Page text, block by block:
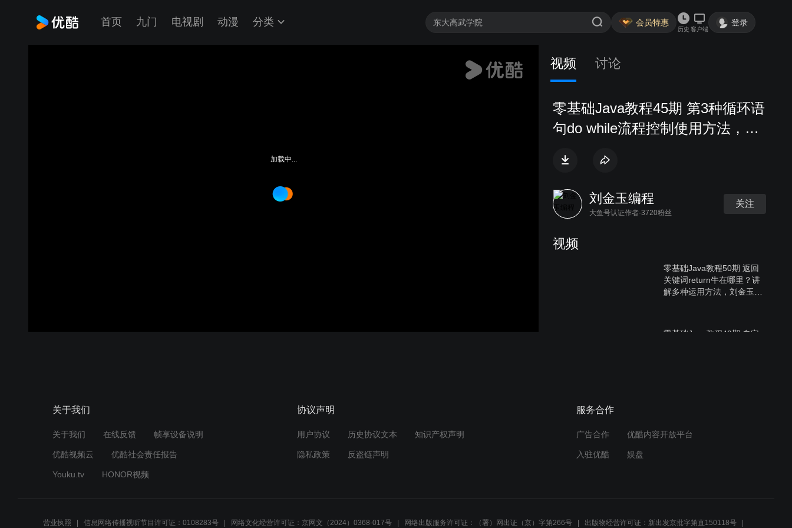
首页 九门 电视剧 动漫 分类 会员特惠
历史 客户端
登录
加载中...
视频 讨论
零基础Java教程45期 第3种循环语
句do while流程控制使用方法，深
刘金玉编程
大鱼号认证作者·3720粉丝
关注
视频
零基础Java教程50期 返回
关键词return牛在哪里？讲
解多种运用方法，刘金玉编
零基础Java教程49期 自定
创造城市
城市
关于我们
关于我们 在线反馈 帧享设备说明
优酷视频云 优酷社会责任报告
Youku.tv HONOR视频
协议声明
用户协议 历史协议文本 知识产权声明
隐私政策 反盗链声明
服务合作
广告合作 优酷内容开放平台
入驻优酷 娱盘
营业执照 信息网络传播视听节目许可证：0108283号 网络文化经营许可证：京网文（2024）0368-017号 网络出版服务许可证：（署）网出证（京）字第266号 出版物经营许可证：新出发京批字第直150118号